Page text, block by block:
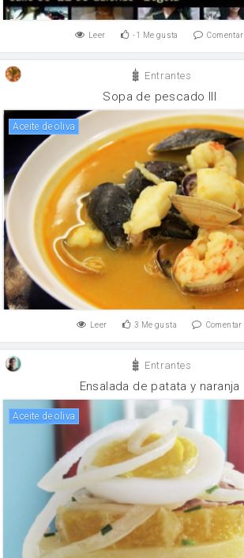
Leer -1 Me gusta Comentar
Entrantes
Sopa de pescado III
aceite de oliva
Leer 3 Me gusta Comentar
Entrantes
Ensalada de patata y naranja
aceite de oliva